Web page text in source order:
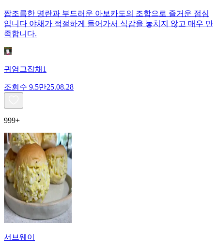
짭조름한 명란과 부드러운 아보카도의 조합으로 즐거운 점심
입니다 야채가 적절하게 들어가서 식감을 놓치지 않고 매우 만
족합니다.
귀염그잡채1
조회수 9.5만25.08.28
999+
서브웨이